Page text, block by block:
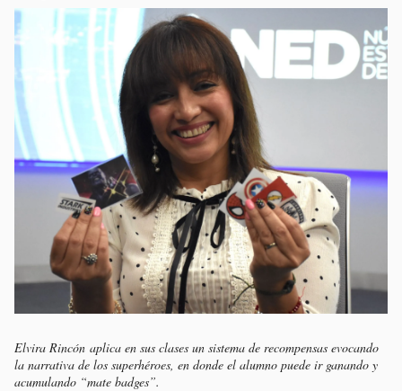
Elvira Rincón aplica en sus clases un sistema de recompensas evocando
la narrativa de los superhéroes, en donde el alumno puede ir ganando y
acumulando “mate badges”.